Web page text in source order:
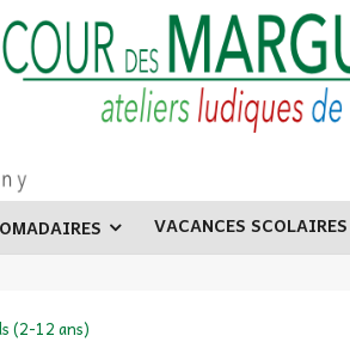
VACANCES SCOLAIRES
(2-12 ans)